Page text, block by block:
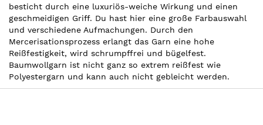
besticht durch eine luxuriös-weiche Wirkung und einen
geschmeidigen Griff. Du hast hier eine große Farbauswahl
und verschiedene Aufmachungen. Durch den
Mercerisationsprozess erlangt das Garn eine hohe
Reißfestigkeit, wird schrumpffrei und bügelfest.
Baumwollgarn ist nicht ganz so extrem reißfest wie
Polyestergarn und kann auch nicht gebleicht werden.